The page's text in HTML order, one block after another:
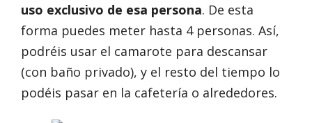
uso exclusivo de esa persona. De esta
forma puedes meter hasta 4 personas. Así,
podréis usar el camarote para descansar
(con baño privado), y el resto del tiempo lo
podéis pasar en la cafetería o alrededores.